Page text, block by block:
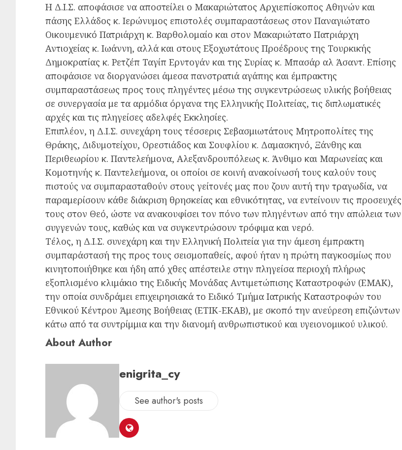
Η Δ.Ι.Σ. αποφάσισε να αποστείλει ο Μακαριώτατος Αρχιεπίσκοπος Αθηνών και
πάσης Ελλάδος κ. Ιερώνυμος επιστολές συμπαραστάσεως στον Παναγιώτατο
Οικουμενικό Πατριάρχη κ. Βαρθολομαίο και στον Μακαριώτατο Πατριάρχη
Αντιοχείας κ. Ιωάννη, αλλά και στους Εξοχωτάτους Προέδρους της Τουρκικής
Δημοκρατίας κ. Ρετζέπ Ταγίπ Ερντογάν και της Συρίας κ. Μπασάρ αλ Άσαντ. Επίσης
αποφάσισε να διοργανώσει άμεσα πανστρατιά αγάπης και έμπρακτης
συμπαραστάσεως προς τους πληγέντες μέσω της συγκεντρώσεως υλικής βοήθειας
σε συνεργασία με τα αρμόδια όργανα της Ελληνικής Πολιτείας, τις διπλωματικές
αρχές και τις πληγείσες αδελφές Εκκλησίες.
Επιπλέον, η Δ.Ι.Σ. συνεχάρη τους τέσσερις Σεβασμιωτάτους Μητροπολίτες της
Θράκης, Διδυμοτείχου, Ορεστιάδος και Σουφλίου κ. Δαμασκηνό, Ξάνθης και
Περιθεωρίου κ. Παντελεήμονα, Αλεξανδρουπόλεως κ. Άνθιμο και Μαρωνείας και
Κομοτηνής κ. Παντελεήμονα, οι οποίοι σε κοινή ανακοίνωσή τους καλούν τους
πιστούς να συμπαρασταθούν στους γείτονές μας που ζουν αυτή την τραγωδία, να
παραμερίσουν κάθε διάκριση θρησκείας και εθνικότητας, να εντείνουν τις προσευχές
τους στον Θεό, ώστε να ανακουφίσει τον πόνο των πληγέντων από την απώλεια των
συγγενών τους, καθώς και να συγκεντρώσουν τρόφιμα και νερό.
Τέλος, η Δ.Ι.Σ. συνεχάρη και την Ελληνική Πολιτεία για την άμεση έμπρακτη
συμπαράστασή της προς τους σεισμοπαθείς, αφού ήταν η πρώτη παγκοσμίως που
κινητοποιήθηκε και ήδη από χθες απέστειλε στην πληγείσα περιοχή πλήρως
εξοπλισμένο κλιμάκιο της Ειδικής Μονάδας Αντιμετώπισης Καταστροφών (ΕΜΑΚ),
την οποία συνδράμει επιχειρησιακά το Ειδικό Τμήμα Ιατρικής Καταστροφών του
Εθνικού Κέντρου Άμεσης Βοήθειας (ΕΤΙΚ-ΕΚΑΒ), με σκοπό την ανεύρεση επιζώντων
κάτω από τα συντρίμμια και την διανομή ανθρωπιστικού και υγειονομικού υλικού.
About Author
enigrita_cy
See author's posts